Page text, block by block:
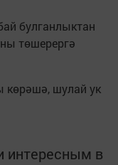
булганлыктан
төшерергә
көрәшә, шулай ук
интересным в